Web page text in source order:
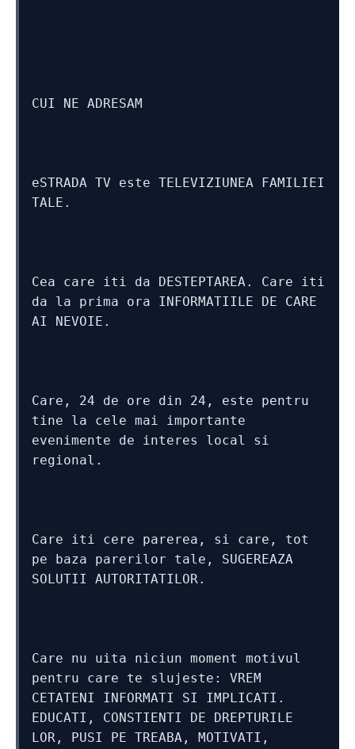
CUI NE ADRESAM
eSTRADA TV este TELEVIZIUNEA FAMILIEI
TALE.
Cea care iti da DESTEPTAREA. Care iti
da la prima ora INFORMATIILE DE CARE
AI NEVOIE.
Care, 24 de ore din 24, este pentru
tine la cele mai importante
evenimente de interes local si
regional.
Care iti cere parerea, si care, tot
pe baza parerilor tale, SUGEREAZA
SOLUTII AUTORITATILOR.
Care nu uita niciun moment motivul
pentru care te slujeste: VREM
CETATENI INFORMATI SI IMPLICATI.
EDUCATI, CONSTIENTI DE DREPTURILE
LOR, PUSI PE TREABA, MOTIVATI,